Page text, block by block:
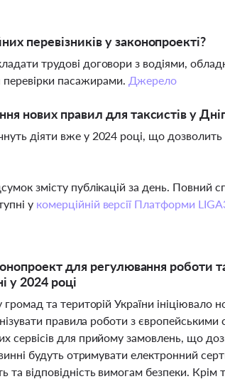
перевізників у законопроекті?
трудові договори з водіями,
пасажирами. Джерело
нових правил для таксистів у
діяти вже у 2024 році, що дозволить
змісту публікацій за день. Повний
у комерційній версії Платформи
для регулювання роботи
у 2024 році
та територій України ініціювало
правила роботи з
сервісів для прийому замовлень, що
будуть отримувати електронний
та відповідність вимогам безпеки. Крім